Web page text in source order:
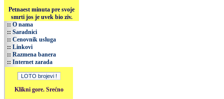
Petnaest minuta pre svoje
smrti jos je uvek bio ziv.
:: O nama
:: Saradnici
:: Cenovnik usluga
:: Linkovi
:: Razmena banera
:: Internet zarada
Klikni gore. Srećno